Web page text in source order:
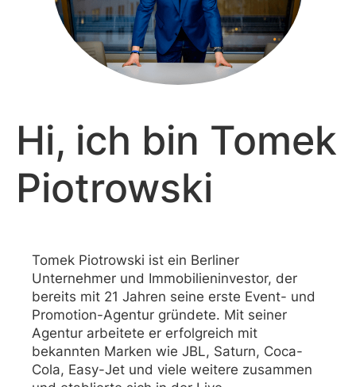
Hi, ich bin Tomek
Piotrowski
Tomek Piotrowski ist ein Berliner
Unternehmer und Immobilieninvestor, der
bereits mit 21 Jahren seine erste Event- und
Promotion-Agentur gründete. Mit seiner
Agentur arbeitete er erfolgreich mit
bekannten Marken wie JBL, Saturn, Coca-
Cola, Easy-Jet und viele weitere zusammen